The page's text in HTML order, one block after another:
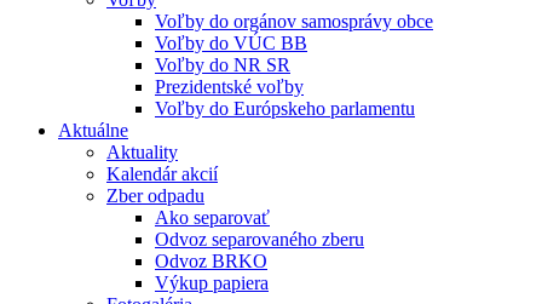
Voľby do orgánov samosprávy obce
Voľby do VÚC BB
Voľby do NR SR
Prezidentské voľby
Voľby do Európskeho parlamentu
Aktuálne
Aktuality
Kalendár akcií
Zber odpadu
Ako separovať
Odvoz separovaného zberu
Odvoz BRKO
Výkup papiera